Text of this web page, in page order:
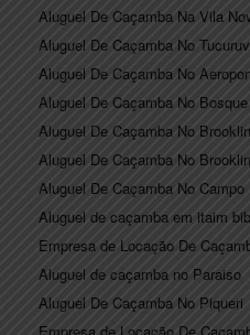
Aluguel De Caçamba Na Vila
Aluguel De Caçamba No
Aluguel De Caçamba No
Aluguel De Caçamba No
Aluguel De Caçamba No Brooklin
Aluguel De Caçamba No
Aluguel De Caçamba No Campo
Aluguel de caçamba em itaim
Empresa de Locação De
Aluguel de caçamba no Paraiso
Aluguel De Caçamba No Piqueri